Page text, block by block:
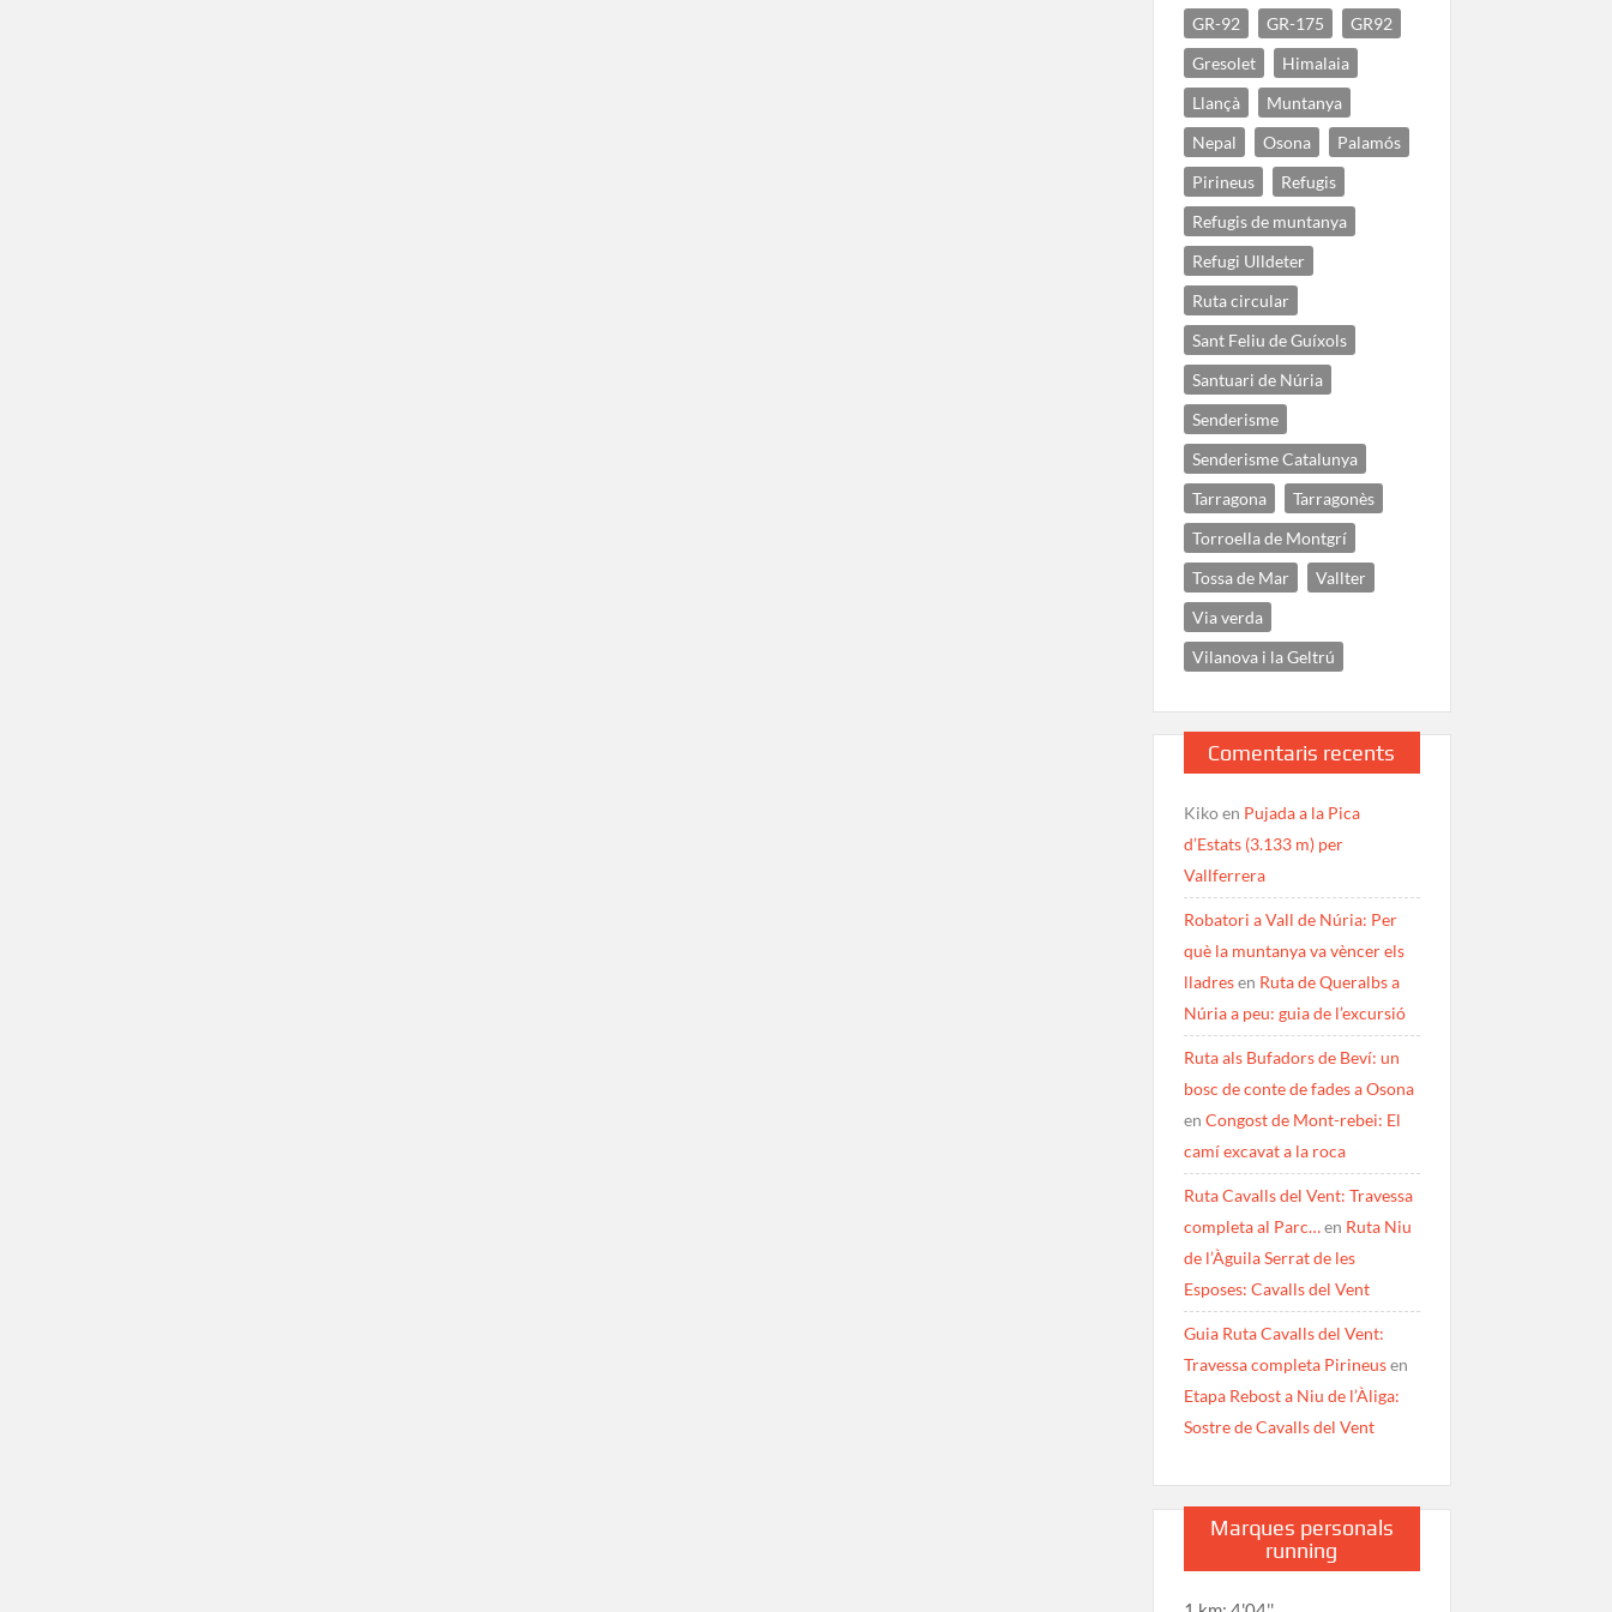
GR-92
GR-175
GR92
Gresolet
Himalaia
Llançà
Muntanya
Nepal
Osona
Palamós
Pirineus
Refugis
Refugis de muntanya
Refugi Ulldeter
Ruta circular
Sant Feliu de Guíxols
Santuari de Núria
Senderisme
Senderisme Catalunya
Tarragona
Tarragonès
Torroella de Montgrí
Tossa de Mar
Vallter
Via verda
Vilanova i la Geltrú
Comentaris recents
Kikoen Pujada a la Pica
d’Estats (3.133 m) per
Vallferrera
Robatori a Vall de Núria: Per
què la muntanya va vèncer els
lladresen Ruta de Queralbs a
Núria a peu: guia de l’excursió
Ruta als Bufadors de Beví: un
bosc de conte de fades a Osona
en Congost de Mont-rebei: El
camí excavat a la roca
Ruta Cavalls del Vent: Travessa
completa al Parc…en Ruta Niu
de l’Àguila Serrat de les
Esposes: Cavalls del Vent
Guia Ruta Cavalls del Vent:
Travessa completa Pirineusen
Etapa Rebost a Niu de l’Àliga:
Sostre de Cavalls del Vent
Marques personals
running